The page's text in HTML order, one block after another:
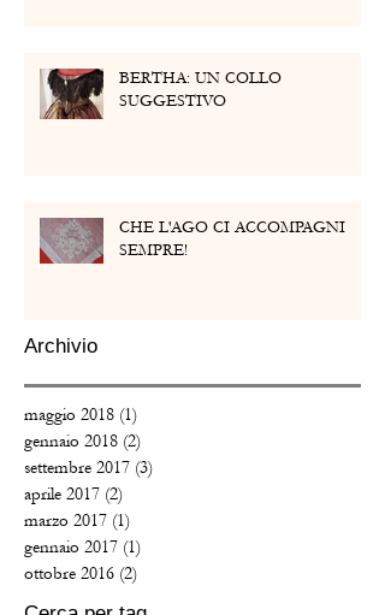
BERTHA: UN COLLO
SUGGESTIVO
CHE L'AGO CI ACCOMPAGNI
SEMPRE!
Archivio
maggio 2018 (1)
gennaio 2018 (2)
settembre 2017 (3)
aprile 2017 (2)
marzo 2017 (1)
gennaio 2017 (1)
ottobre 2016 (2)